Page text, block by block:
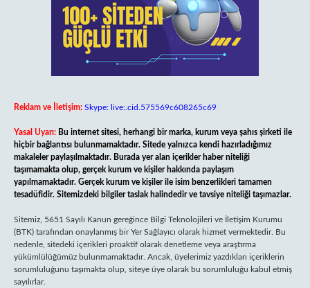
Reklam ve İletişim: Skype: live:.cid.575569c608265c69
Yasal Uyarı: Bu internet sitesi, herhangi bir marka, kurum veya şahıs şirketi ile
hiçbir bağlantısı bulunmamaktadır. Sitede yalnızca kendi hazırladığımız
makaleler paylaşılmaktadır. Burada yer alan içerikler haber niteliği
taşımamakta olup, gerçek kurum ve kişiler hakkında paylaşım
yapılmamaktadır. Gerçek kurum ve kişiler ile isim benzerlikleri tamamen
tesadüfidir. Sitemizdeki bilgiler taslak halindedir ve tavsiye niteliği taşımazlar.
Sitemiz, 5651 Sayılı Kanun gereğince Bilgi Teknolojileri ve İletişim Kurumu
(BTK) tarafından onaylanmış bir Yer Sağlayıcı olarak hizmet vermektedir. Bu
nedenle, sitedeki içerikleri proaktif olarak denetleme veya araştırma
yükümlülüğümüz bulunmamaktadır. Ancak, üyelerimiz yazdıkları içeriklerin
sorumluluğunu taşımakta olup, siteye üye olarak bu sorumluluğu kabul etmiş
sayılırlar.